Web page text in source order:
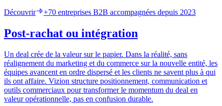
Découvrir +70 entreprises B2B accompagnées depuis 2023
Post-rachat ou intégration
Un deal crée de la valeur sur le papier. Dans la réalité, sans
réalignement du marketing et du commerce sur la nouvelle entité, les
équipes avancent en ordre dispersé et les clients ne savent plus à qui
ils ont affaire. Vizion structure positionnement, communication et
outils commerciaux pour transformer le momentum du deal en
valeur opérationnelle, pas en confusion durable.